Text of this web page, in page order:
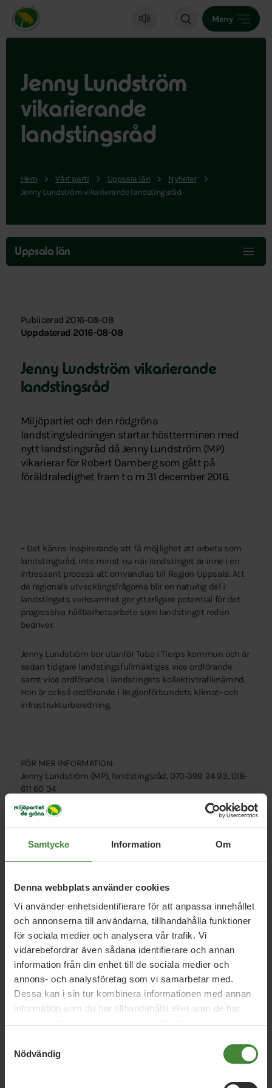
Samtycke Information Om
Denna webbplats använder cookies
Vi använder enhetsidentifierare för att anpassa innehållet
och annonserna till användarna, tillhandahålla funktioner
för sociala medier och analysera vår trafik. Vi
vidarebefordrar även sådana identifierare och annan
information från din enhet till de sociala medier och
annons- och analysföretag som vi samarbetar med.
Dessa kan i sin tur kombinera informationen med annan
information som du har tillhandahållit eller som de har
Nödvändig
Miljöpartiet de gröna, startsida
Meny
Jenny Lundström
vikarierande
landstingsråd
Hem Vårt parti Uppsala län
Nyheter
Jenny Lundström vikarierande landstingsråd
Hoppa
över
menyn
Uppsala län
Publicerad 2016-08-08
Uppdaterad 2016-08-08
Jenny Lundström vikarierande
landstingsråd
Miljöpartiet och den rödgröna
landstingsledningen startar höstterminen med
nytt landstingsråd då Jenny Lundström (MP)
vikarierar för Robert Damberg som gått på
föräldraledighet fram t o m 31 december 2016.
– Det känns inspirerande att få möjlighet att arbeta som
landstingsråd, inte minst nu när landstinget är inne i en
intressant process att omvandlas till Region Uppsala. Att
de regionala utvecklingsfrågorna blir en naturlig del i
landstingets verksamhet ger ytterligare potential för det
progressiva hållbarhetsarbete som landstinget redan
bedriver.
Jenny Lundström bor utanför Tobo i Tierps kommun och är
sedan tidigare landstingsfullmäktiges vice ordförande
samt vice ordförande i landstingets kollektivtrafiknämnd.
Hon är också ordförande i Regionförbundets klimat- och
infrastrukturberedning.
FÖR MER INFORMATION:
Jenny Lundström (MP), landstingsråd, 070-399 24 93, 018-
611 60 34
(foto: Fredrik Hjerling)